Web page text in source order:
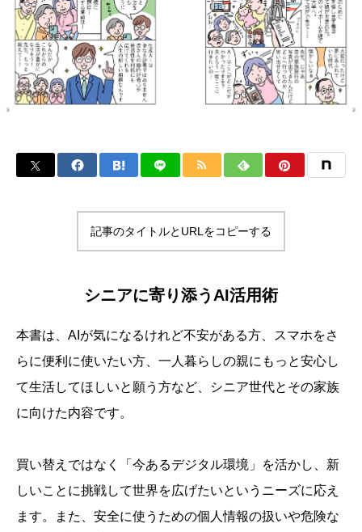
記事のタイトルとURLをコピーする
シニアに寄り添うAI活用術
本書は、AIが気になるけれど不安がある方、スマホをさ
らに便利に使いたい方、一人暮らしの親にもっと安心し
て生活してほしいと願う方など、シニア世代とその家族
に向けた内容です。
買い替えではなく「今あるデジタル環境」を活かし、新
しいことに挑戦して世界を広げたいというニーズに応え
ます。また、安全に使うための個人情報の扱いや危険な